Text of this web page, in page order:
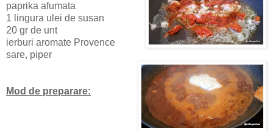
paprika afumata
1 lingura ulei de susan
20 gr de unt
ierburi aromate Provence
sare, piper
Mod de preparare: